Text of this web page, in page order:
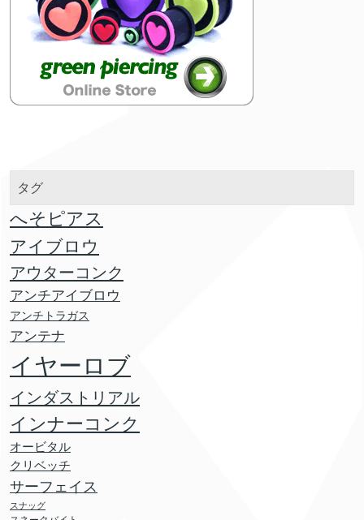
タグ
へそピアス
アイブロウ
アウターコンク
アンチアイブロウ
アンチトラガス
アンテナ
イヤーロブ
インダストリアル
インナーコンク
オービタル
クリベッチ
サーフェイス
スナッグ